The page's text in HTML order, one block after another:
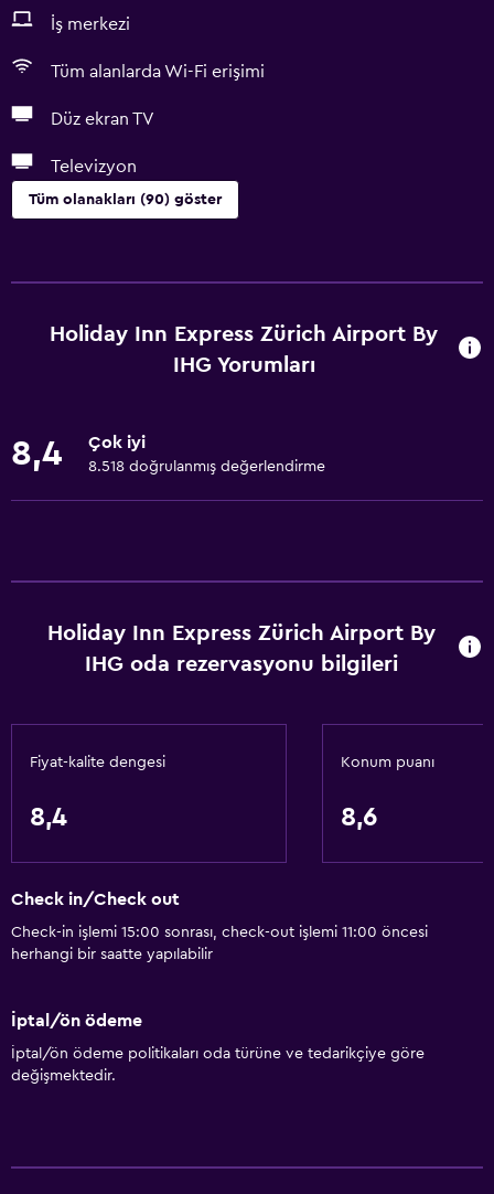
İş merkezi
Tüm alanlarda Wi-Fi erişimi
Düz ekran TV
Televizyon
Tüm olanakları (90) göster
Ücretsiz WiFi
Tüm alanlarda Wi-Fi erişimi
Vantilatör
Yangın söndürücü
Isıtma
Saç kremi
Evcil hayvan istek üzerine kabul edilir. Ek ücret talep
edilebilir.
Asansör
Asansörle erişilebilir
Engelli otoparkı
Holiday Inn Express Zürich Airport By
IHG Yorumları
8,4 Çok iyi
8.518 doğrulanmış değerlendirme
Holiday Inn Express Zürich Airport By
IHG oda rezervasyonu bilgileri
Fiyat-kalite dengesi
8,4
Konum puanı
8,6
Check in/Check out
Check-in işlemi 15:00 sonrası, check-out işlemi 11:00 öncesi
herhangi bir saatte yapılabilir
İptal/ön ödeme
İptal/ön ödeme politikaları oda türüne ve tedarikçiye göre
değişmektedir.